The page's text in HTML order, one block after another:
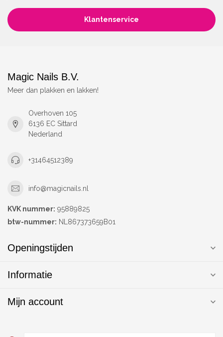
Klantenservice
Magic Nails B.V.
Meer dan plakken en lakken!
Overhoven 105
6136 EC Sittard
Nederland
+31464512389
info@magicnails.nl
KVK nummer: 95889825
btw-nummer: NL867373659B01
Openingstijden
Informatie
Mijn account